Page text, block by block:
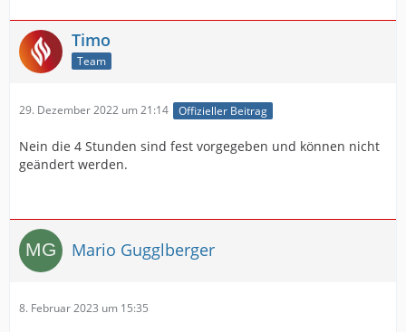
Timo
Team
29. Dezember 2022 um 21:14 Offizieller Beitrag
Nein die 4 Stunden sind fest vorgegeben und können nicht
geändert werden.
Mario Gugglberger
8. Februar 2023 um 15:35